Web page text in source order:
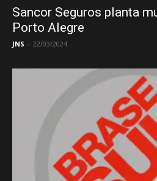
Sancor Seguros planta
Porto Alegre
JNS - 22/03/2024